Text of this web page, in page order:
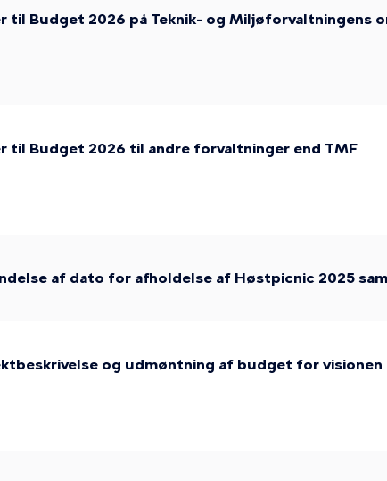
til Budget 2026 på Teknik- og Miljøforvaltningens
til Budget 2026 til andre forvaltninger end TMF
af dato for afholdelse af Høstpicnic 2025
og udmøntning af budget for visionen